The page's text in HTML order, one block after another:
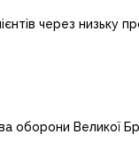
через низьку
оборони Великої